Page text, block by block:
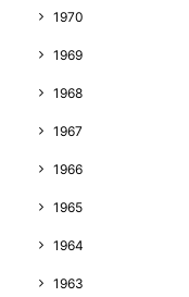
1970
1969
1968
1967
1966
1965
1964
1963